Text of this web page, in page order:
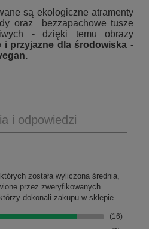
są ekologiczne atramenty
oraz bezzapachowe tusze
- dzięki temu obrazy
i przyjazne dla środowiska -
i odpowiedzi
została wyliczona średnia,
przez zweryfikowanych
dokonali zakupu w sklepie.
(16)